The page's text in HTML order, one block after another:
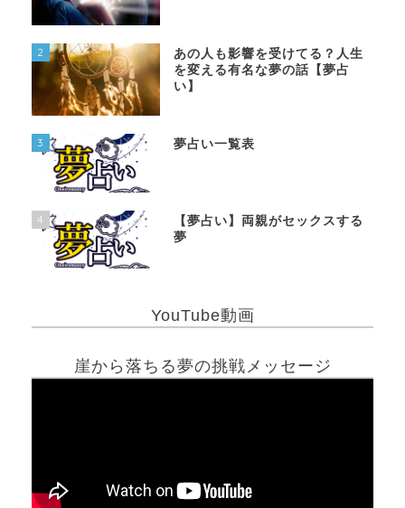
2
あの人も影響を受けてる？人生
を変える有名な夢の話【夢占
い】
3 夢占い一覧表
4
【夢占い】両親がセックスする
夢
YouTube動画
崖から落ちる夢の挑戦メッセージ